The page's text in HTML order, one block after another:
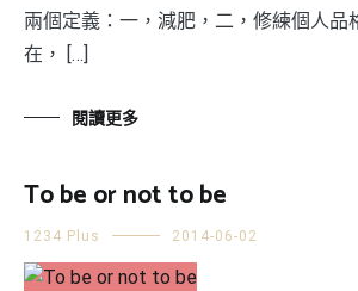
兩個定義：一，減肥，二，修練個人品
在， […]
閱讀更多
To be or not to be
1234 Plus 2014-06-02